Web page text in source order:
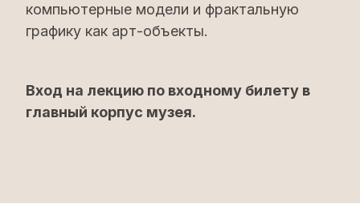
компьютерные модели и фрактальную
графику как арт-объекты.
Вход на лекцию по входному билету в
главный корпус музея.